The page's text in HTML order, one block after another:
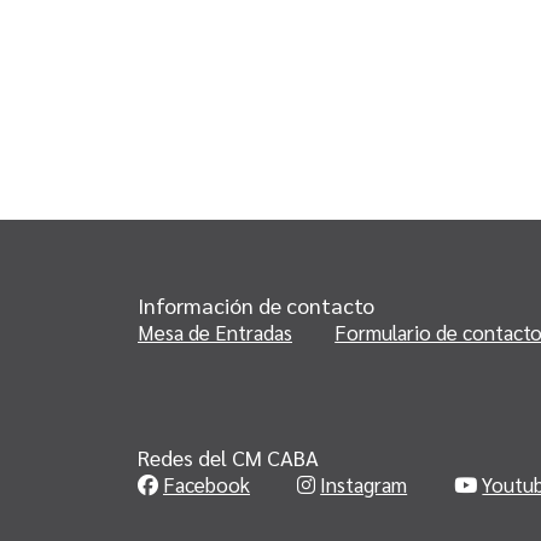
Información de contacto
Mesa de Entradas Formulario de
Redes del CM CABA
Facebook Instagram